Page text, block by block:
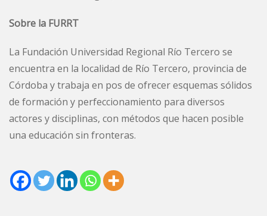
Sobre la FURRT
La Fundación Universidad Regional Río Tercero se
encuentra en la localidad de Río Tercero, provincia de
Córdoba y trabaja en pos de ofrecer esquemas sólidos
de formación y perfeccionamiento para diversos
actores y disciplinas, con métodos que hacen posible
una educación sin fronteras.